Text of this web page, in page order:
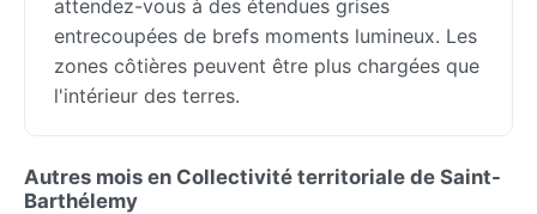
attendez-vous à des étendues grises
entrecoupées de brefs moments lumineux. Les
zones côtières peuvent être plus chargées que
l'intérieur des terres.
Autres mois en Collectivité territoriale de Saint-
Barthélemy